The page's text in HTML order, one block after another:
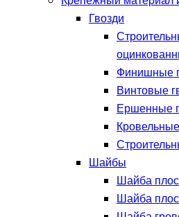
Гвозди
Финишные
Винтовые
Ершенные
Шайбы
Шайба
Шайба